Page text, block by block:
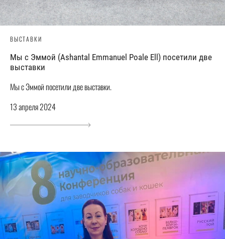
ВЫСТАВКИ
Мы с Эммой (Ashantal Emmanuel Poale Ell) посетили две
выставки
Мы с Эммой посетили две выставки.
13 апреля 2024